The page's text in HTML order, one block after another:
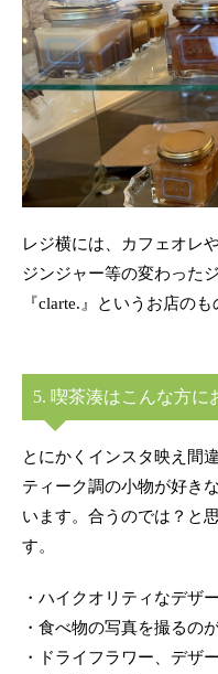
レジ横には、カフェオレ
ジンジャー等の変わった
『clarte.』というお店のも
5. 喫茶湊はこんな方に
とにかくインスタ映え間
ティーク調の小物が好き
います。合うのでは？と
す。
・ハイクオリティなデザ
・食べ物の写真を撮るの
・ドライフラワー、デザ